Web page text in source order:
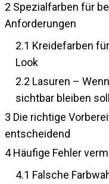
2 Spezialfarben für
Anforderungen
2.1 Kreidefarben
Look
2.2 Lasuren –
sichtbar bleiben soll
3 Die richtige
entscheidend
4Häufige Fehler
4.1 Falsche